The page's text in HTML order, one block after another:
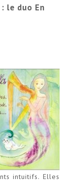
le duo En
intuitifs. Elles